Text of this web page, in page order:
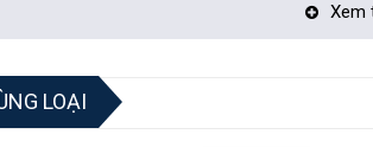
cao:Với 48 cổng Gigabit Ethernet và 4 cổng
băng thông lớn và ổn định.
Xem
LOẠI